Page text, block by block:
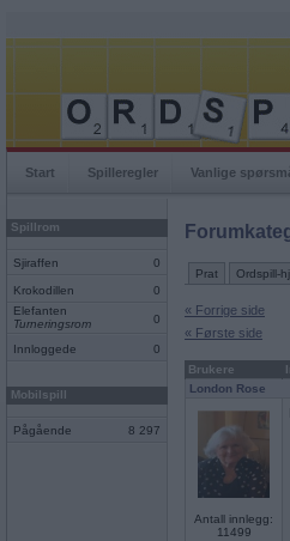
Start Spilleregler Vanlige
Spillrom
Sjiraffen 0
Krokodillen
0
Elefanten
Turneringsrom
0
Innloggede 0
Mobilspill
Pågående 8 297
Prat Ordspill-
« Forrige side
« Første side
Brukere
London Rose
Antall innlegg:
11499